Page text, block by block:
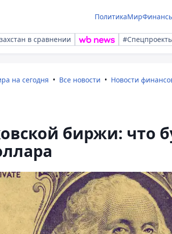
ПолитикаМир
в сравнении
на сегодня Все новости Новости
биржи: что